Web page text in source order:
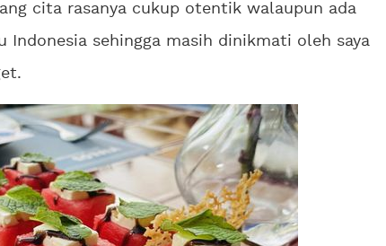
cita rasanya cukup otentik walaupun ada
sehingga masih dinikmati oleh saya